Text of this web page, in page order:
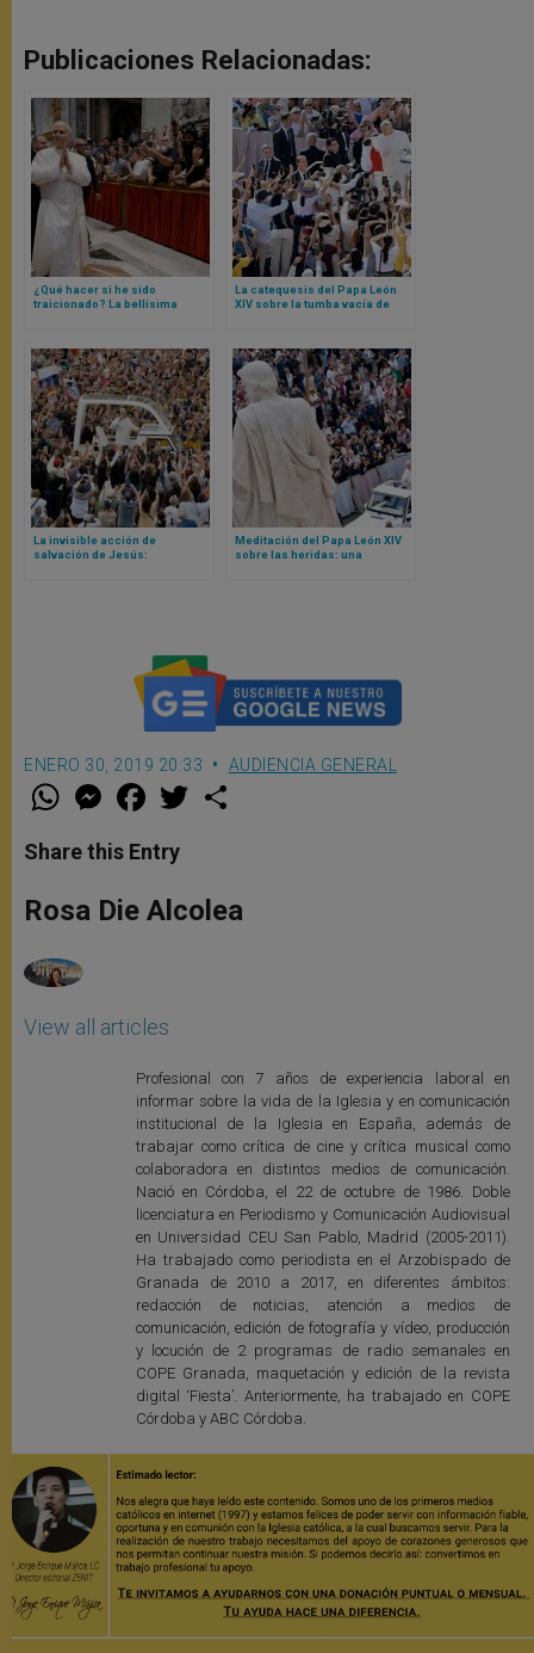
Publicaciones Relacionadas:
¿Qué hacer si he sido
traicionado? La bellísima
La catequesis del Papa León
XIV sobre la tumba vacía de
La invisible acción de
salvación de Jesús:
Meditación del Papa León XIV
sobre las heridas: una
ENERO 30, 2019 20:33 AUDIENCIA GENERAL
W
t
s
p
p
M
e
s
e
g
e
F
a
e
b
o
k
w
r
Share this Entry
Rosa Die Alcolea
View all articles
Profesional con 7 años de experiencia laboral en
informar sobre la vida de la Iglesia y en comunicación
institucional de la Iglesia en España, además de
trabajar como crítica de cine y crítica musical como
colaboradora en distintos medios de comunicación.
Nació en Córdoba, el 22 de octubre de 1986. Doble
licenciatura en Periodismo y Comunicación Audiovisual
en Universidad CEU San Pablo, Madrid (2005-2011).
Ha trabajado como periodista en el Arzobispado de
Granada de 2010 a 2017, en diferentes ámbitos:
redacción de noticias, atención a medios de
comunicación, edición de fotografía y vídeo, producción
y locución de 2 programas de radio semanales en
COPE Granada, maquetación y edición de la revista
digital ‘Fiesta’. Anteriormente, ha trabajado en COPE
Córdoba y ABC Córdoba.